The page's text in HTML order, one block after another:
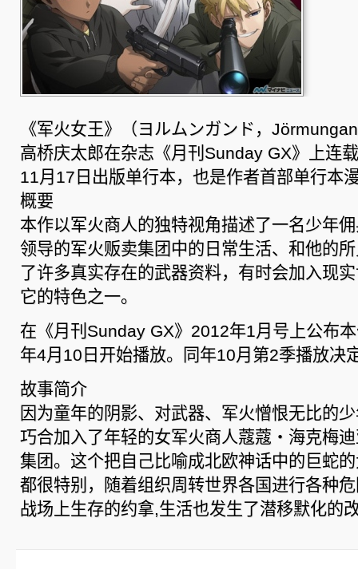
《军火女王》（ヨルムンガンド，
高桥庆太郎在杂志《月刊Sunday GX》上连
11月17日出版单行本，也是作者首部单行本
概要
本作以军火商人的独特视角描述了一名少年
领导的军火贩卖集团中的日常生活、和他的
了许多真实存在的武器资料，有时会加入现
它的特色之一。
在《月刊Sunday GX》2012年1月号上公布
年4月10日开始播放。同年10月第2季播放决
故事简介
因为童年的阴影、对武器、军火憎恨无比的
巧合加入了年轻的女军火商人蔻蔻‧海克梅
集团。这个把自己比喻成北欧神话中的巨蛇
都很特别，随着组织周转世界各国进行各种
战场上生存的约拿,生活也发生了潜移默化